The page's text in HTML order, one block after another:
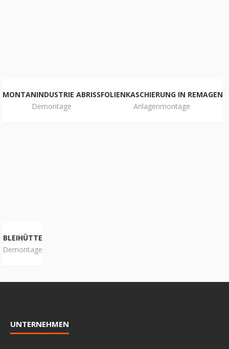
MONTANINDUSTRIE ABRISS
Demontage
FOLIENKASCHIERUNG IN REMAGEN
Anlagenmontage
BLEIHÜTTE
Demontage
UNTERNEHMEN